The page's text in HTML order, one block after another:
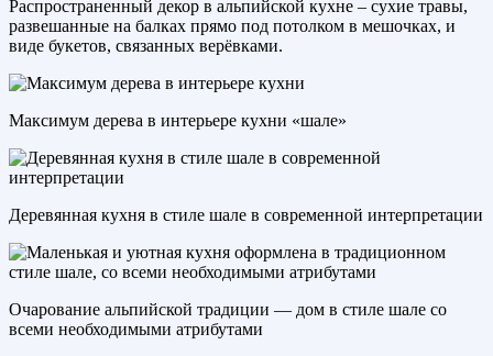
Распространенный декор в альпийской кухне – сухие травы,
развешанные на балках прямо под потолком в мешочках, и
виде букетов, связанных верёвками.
Максимум дерева в интерьере кухни «шале»
Деревянная кухня в стиле шале в современной интерпретации
Очарование альпийской традиции — дом в стиле шале со
всеми необходимыми атрибутами